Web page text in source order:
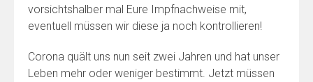
vorsichtshalber mal Eure Impfnachweise mit,
eventuell müssen wir diese ja noch kontrollieren!
Corona quält uns nun seit zwei Jahren und hat unser
Leben mehr oder weniger bestimmt. Jetzt müssen